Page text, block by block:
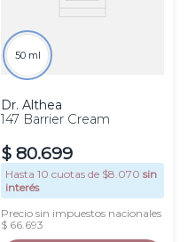
50 ml
Dr. Althea
147 Barrier Cream
$ 80.699
Hasta10 cuotas de $8.070 sin
interés
Precio sin impuestos nacionales
$ 66.693